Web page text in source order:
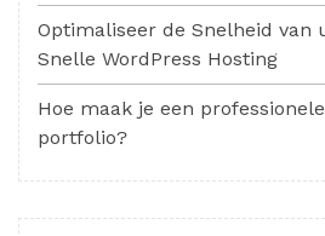
Optimaliseer de Snelheid van
Snelle WordPress Hosting
Hoe maak je een
portfolio?